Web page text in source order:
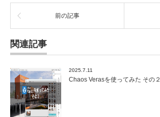
前の記事
関連記事
2025.7.11
Chaos Verasを使ってみた その２